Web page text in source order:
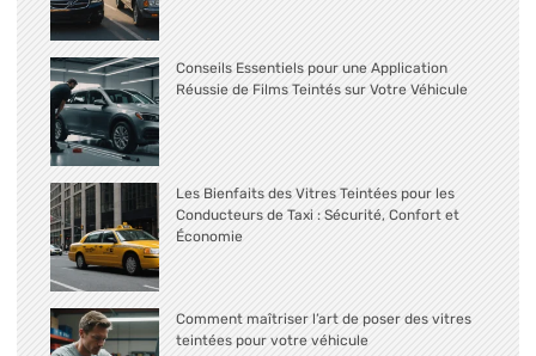
Conseils Essentiels pour une Application
Réussie de Films Teintés sur Votre Véhicule
Les Bienfaits des Vitres Teintées pour les
Conducteurs de Taxi : Sécurité, Confort et
Économie
Comment maîtriser l’art de poser des vitres
teintées pour votre véhicule